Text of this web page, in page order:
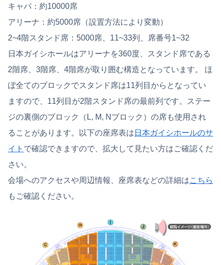
キャパ：約10000席
アリーナ：約5000席（設置方法により変動）
2~4階スタンド席：5000席、11~33列、席番号1~32
日本ガイシホールはアリーナを360度、スタンド席である
2階席、3階席、4階席が取り囲む構造となっています。 ほ
ぼ全てのブロックでスタンド席は11列目からとなってい
ますので、11列目が2階スタンド席の最前列です。ステー
ジの裏側のブロック（L, M, Nブロック）の席も使用され
ることがあります。以下の座席表は 日本ガイシホールのサ
イト で確認できますので、拡大して見たい方はご確認くだ
さい。
会場へのアクセスや周辺情報、座席表などの詳細はこちら
もご確認ください。